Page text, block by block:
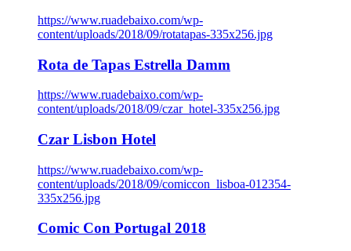
https://www.ruadebaixo.com/wp-
content/uploads/2018/09/rotatapas-335x256.jpg
Rota de Tapas Estrella Damm
https://www.ruadebaixo.com/wp-
content/uploads/2018/09/czar_hotel-335x256.jpg
Czar Lisbon Hotel
https://www.ruadebaixo.com/wp-
content/uploads/2018/09/comiccon_lisboa-012354-
335x256.jpg
Comic Con Portugal 2018